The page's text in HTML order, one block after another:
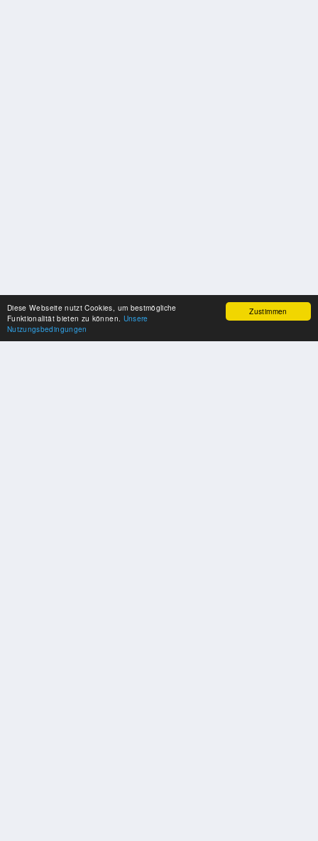
Zustimmen
Diese Webseite nutzt Cookies, um bestmögliche
Funktionalität bieten zu können. Unsere
Nutzungsbedingungen